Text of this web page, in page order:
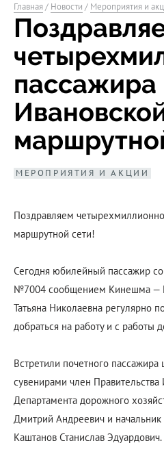
Главная/ Новости / Мероприятия и
пассажира
МЕРОПРИЯТИЯ И АКЦИИ
Поздравляем
маршрутной сети!
Сегодня юбилейный пассажир
№7004 сообщением Кинешма —
Татьяна Николаевна регулярно
добраться на работу и с работы
Встретили почетного
сувенирами член
Департамента дорожного
Дмитрий Андреевич и
Каштанов Станислав Эдуардович.